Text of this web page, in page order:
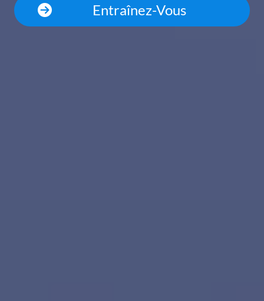
Entraînez-Vous